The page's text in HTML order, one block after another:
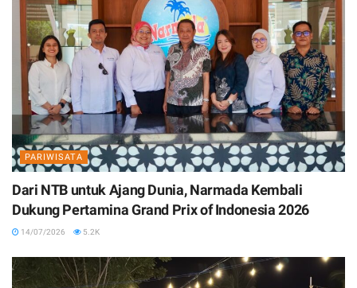
PARIWISATA
Dari NTB untuk Ajang Dunia, Narmada Kembali
Dukung Pertamina Grand Prix of Indonesia 2026
14/07/2026 5.2K